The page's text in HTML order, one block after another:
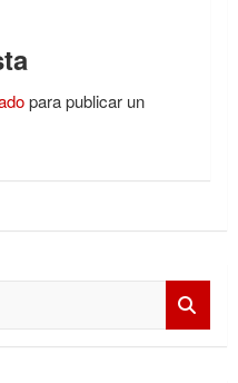
para publicar un